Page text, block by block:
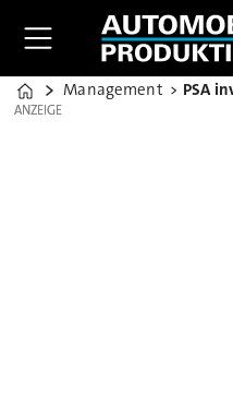
Home
Management
ANZEIGE
ANZEIGE